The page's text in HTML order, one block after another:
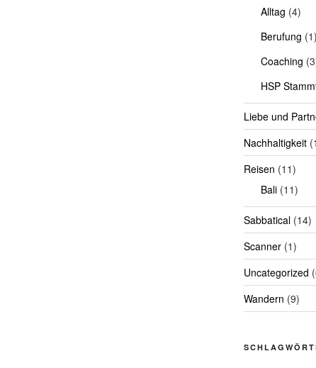
Alltag (4)
Berufung (1)
Coaching
HSP
Liebe und
Nachhaltigkeit
Reisen (11)
Bali(11)
Sabbatical(14)
Scanner(1)
Uncategorized
Wandern (9)